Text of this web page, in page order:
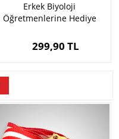
Erkek Biyoloji
Öğretmenlerine Hediye
299,90 TL